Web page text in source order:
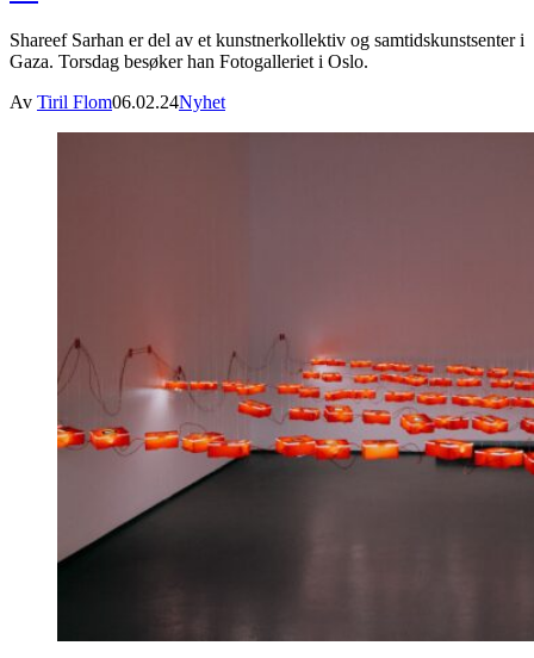
Shareef Sarhan er del av et kunstnerkollektiv og samtidskunstsenter i
Gaza. Torsdag besøker han Fotogalleriet i Oslo.
Av Tiril Flom06.02.24Nyhet